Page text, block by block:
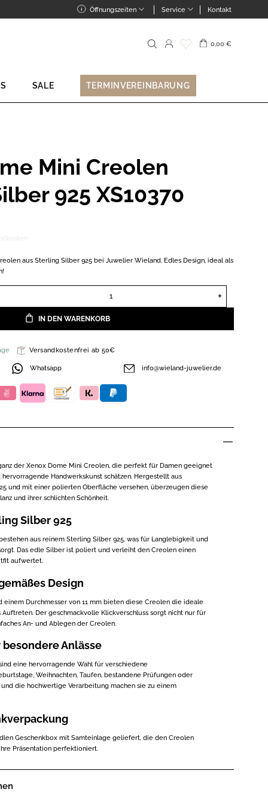
Öffnungszeiten Service Kontakt
Suche
0,00€
SALE TERMINVEREINBARUNG
Mini Creolen
925 XS10370
aus Sterling Silber 925 bei Juwelier Wieland. Edles Design, ideal als
Xenox Dome Mini Creolen Sterling Silber 925 XS10370 Menge
IN DEN WARENKORB
Versandkostenfrei ab 50€
Whatsapp info@wieland-juwelier.de
der Xenox Dome Mini Creolen, die perfekt für Damen geeignet
hervorragende Handwerkskunst schätzen. Hergestellt aus
und mit einer polierten Oberfläche versehen, überzeugen diese
und ihrer schlichten Schönheit.
Silber 925
aus reinem Sterling Silber 925, was für Langlebigkeit und
Das edle Silber ist poliert und verleiht den Creolen einen
aufwertet.
Design
einem Durchmesser von 11 mm bieten diese Creolen die ideale
Der geschmackvolle Klickverschluss sorgt nicht nur für
An- und Ablegen der Creolen.
Anlässe
eine hervorragende Wahl für verschiedene
Weihnachten, Taufen, bestandene Prüfungen oder
die hochwertige Verarbeitung machen sie zu einem
Geschenkbox mit Samteinlage geliefert, die den Creolen
Präsentation perfektioniert.